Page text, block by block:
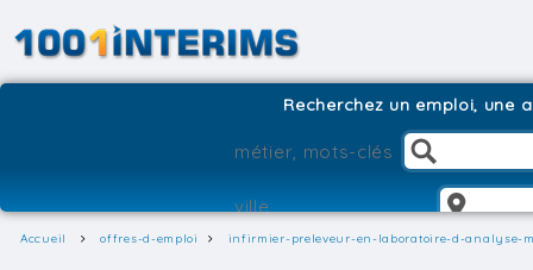
Recherchez un emploi, une
Accueil offres-d-emploi infirmier-preleveur-en-laboratoire-d-analyse-